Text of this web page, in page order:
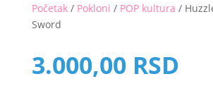
Početak/ Pokloni / POP kultura /
Sword
3.000,00 RSD